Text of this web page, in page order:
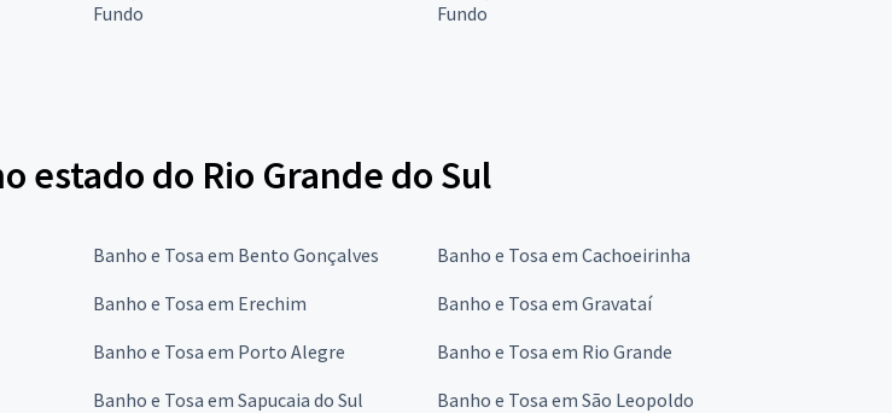
Fundo
Fundo
estado do Rio Grande do Sul
Banho e Tosa em Bento Gonçalves
Banho e Tosa em Cachoeirinha
Banho e Tosa em Erechim
Banho e Tosa em Gravataí
Banho e Tosa em Porto Alegre
Banho e Tosa em Rio Grande
Banho e Tosa em Sapucaia do Sul
Banho e Tosa em São Leopoldo